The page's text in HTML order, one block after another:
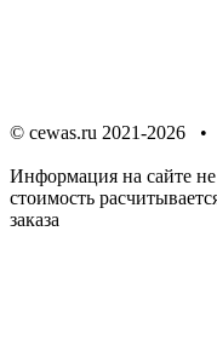
© cewas.ru 2021-2026 •
Информация на сайте
стоимость
заказа